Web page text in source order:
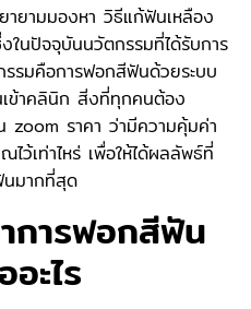
ายามมองหา วิธีแก้ฟันเหลือง
ในปัจจุบันนวัตกรรมที่ได้รับการ
รมคือการฟอกสีฟันด้วยระบบ
ข้าคลินิก สิ่งที่ทุกคนต้อง
ราคา ว่ามีความคุ้มค่า
ไว้เท่าไหร่ เพื่อให้ได้ผลลัพธ์ที่
นมากที่สุด
การฟอกสีฟัน
ะไร